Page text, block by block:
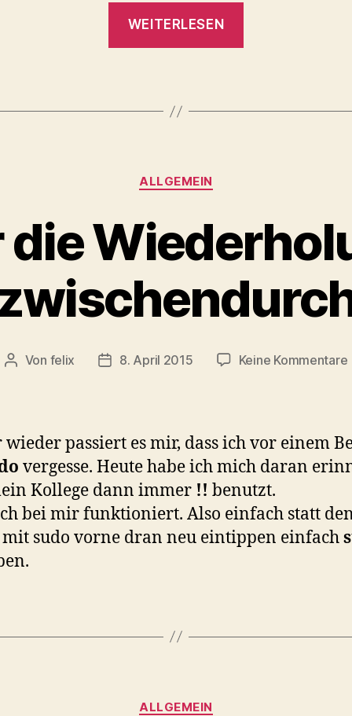
WEITERLESEN
Kategorien
ALLGEMEIN
die
Beitragsautor
Von felix Veröffentlichungsdatum
8. April 2015 Keine Kommentarezu
passiert es mir, dass ich vor einem
vergesse. Heute habe ich mich daran
Kollege dann immer !! benutzt.
bei mir funktioniert. Also einfach statt
sudo vorne dran neu eintippen einfach
Kategorien
ALLGEMEIN